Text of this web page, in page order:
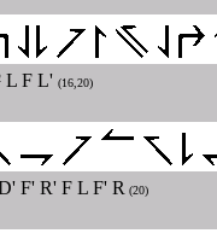
L F L' (16,20)
F' R' F L F' R (20)